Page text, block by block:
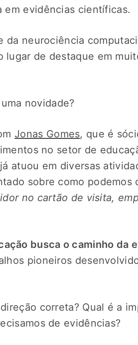
em evidências científicas.
neurociência
lugar de destaque em
novidade?
Jonas Gomes, que é
no setor de
atuou em diversas
sobre como podemos
no cartão de visita,
busca o caminho da
pioneiros
correta? Qual é a
de evidências?